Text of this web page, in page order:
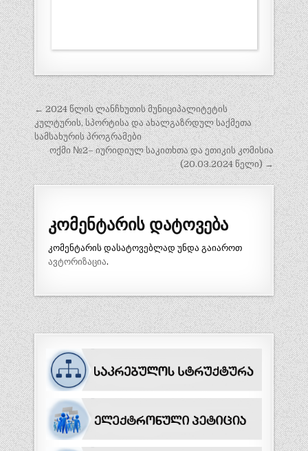
პოსტის
ნავიგაცია
← 2024 წლის ლანჩხუთის მუნიციპალიტეტის
კულტურის, სპორტისა და ახალგაზრდულ საქმეთა
სამსახურის პროგრამები
ოქმი №2– იურიდიულ საკითხთა და ეთიკის კომისია
(20.03.2024 წელი) →
კომენტარის დატოვება
კომენტარის დასატოვებლად უნდა გაიაროთ
ავტორიზაცია.